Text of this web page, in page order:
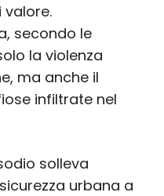
valore.
secondo le
la violenza
ma anche il
infiltrate nel
solleva
urbana a